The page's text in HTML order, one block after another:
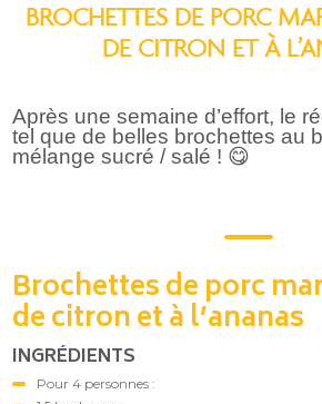
BROCHETTES DE PORC
DE CITRON ET À
Après une semaine d’effort, le
tel que de belles brochettes au
mélange sucré / salé ! 😋
Brochettes de porc
de citron et à l’ananas
INGRÉDIENTS
Pour 4 personnes :